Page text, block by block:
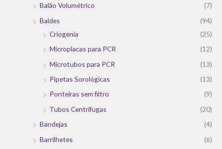
Balão Volumétrico
(7)
Baldes
(94)
Criogenia
(25)
Microplacas para PCR
(12)
Microtubos para PCR
(13)
Pipetas Sorológicas
(13)
Ponteiras sem filtro
(9)
Tubos Centrífugas
(20)
Bandejas
(4)
Barrilhetes
(6)